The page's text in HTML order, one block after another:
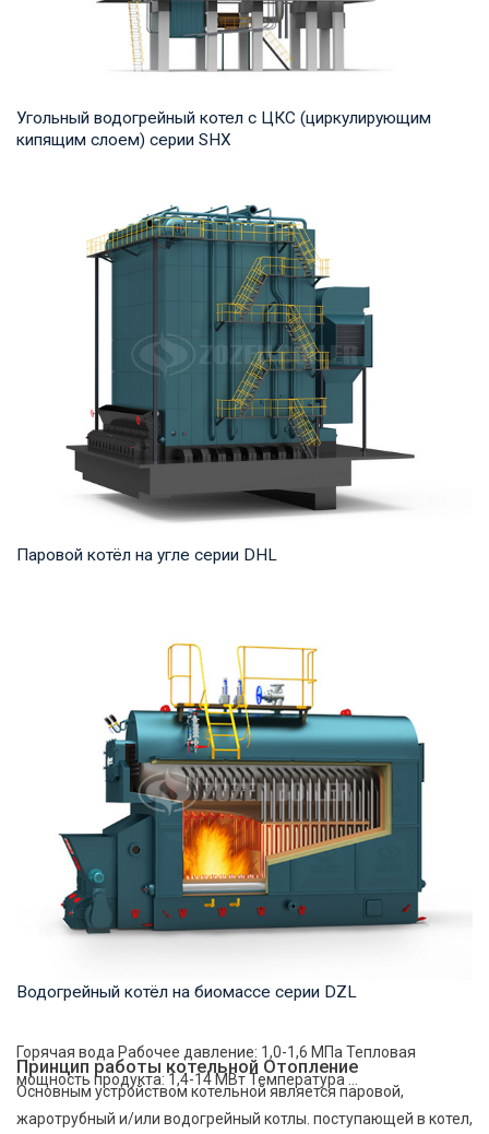
Угольный водогрейный котел с ЦКС (циркулирующим
кипящим слоем) серии SHX
мощность продукта: 7-91 МВт Температура н...
Паровой котёл на угле серии DHL
продукта: 20-75 т/ч Температура на выходе...
Водогрейный котёл на биомассе серии DZL
Горячая вода Рабочее давление: 1,0-1,6 МПа Тепловая
мощность продукта: 1,4-14 МВт Температура ...
Принцип работы котельной Отопление
Основным устройством котельной является паровой,
жаротрубный и/или водогрейный котлы. поступающей в котел,